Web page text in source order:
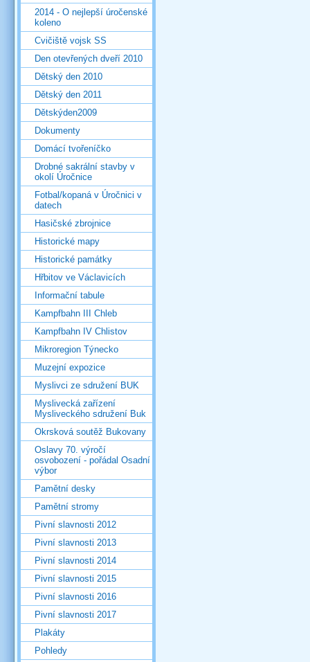
2014 - O nejlepší úročenské
koleno
Cvičiště vojsk SS
Den otevřených dveří 2010
Dětský den 2010
Dětský den 2011
Dětskýden2009
Dokumenty
Domácí tvořeníčko
Drobné sakrální stavby v
okolí Úročnice
Fotbal/kopaná v Úročnici v
datech
Hasičské zbrojnice
Historické mapy
Historické památky
Hřbitov ve Václavicích
Informační tabule
Kampfbahn III Chleb
Kampfbahn IV Chlistov
Mikroregion Týnecko
Muzejní expozice
Myslivci ze sdružení BUK
Myslivecká zařízení
Mysliveckého sdružení Buk
Okrsková soutěž Bukovany
Oslavy 70. výročí
osvobození - pořádal Osadní
výbor
Pamětní desky
Pamětní stromy
Pivní slavnosti 2012
Pivní slavnosti 2013
Pivní slavnosti 2014
Pivní slavnosti 2015
Pivní slavnosti 2016
Pivní slavnosti 2017
Plakáty
Pohledy